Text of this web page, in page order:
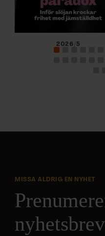
2026/5
MISSA ALDRIG EN NYHET